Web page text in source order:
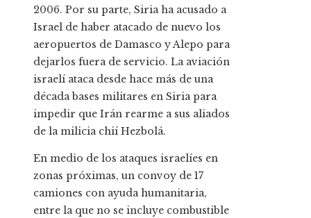
2006. Por su parte, Siria ha acusado a
Israel de haber atacado de nuevo los
aeropuertos de Damasco y Alepo para
dejarlos fuera de servicio. La aviación
israelí ataca desde hace más de una
década bases militares en Siria para
impedir que Irán rearme a sus aliados
de la milicia chií Hezbolá.
En medio de los ataques israelíes en
zonas próximas, un convoy de 17
camiones con ayuda humanitaria,
entre la que no se incluye combustible